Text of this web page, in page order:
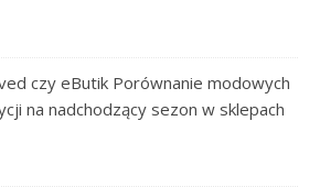
czy eButik Porównanie modowych
na nadchodzący sezon w sklepach